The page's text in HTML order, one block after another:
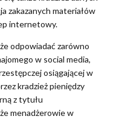
zakazanych materiałów
internetowy.
odpowiadać zarówno
w social media,
osiągającej w
kradzież pieniędzy
z tytułu
menadżerowie w